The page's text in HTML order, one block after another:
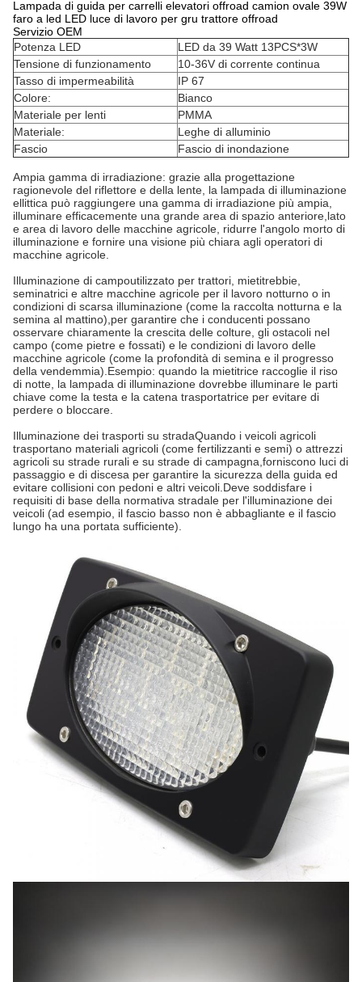
Lampada di guida per carrelli elevatori offroad camion ovale 39W
faro a led LED luce di lavoro per gru trattore offroad
Servizio OEM
Potenza LED
LED da 39 Watt 13PCS*3W
Tensione di funzionamento
10-36V di corrente continua
Tasso di impermeabilità
IP 67
Colore:
Bianco
Materiale per lenti
PMMA
Materiale:
Leghe di alluminio
Fascio
Fascio di inondazione
Ampia gamma di irradiazione: grazie alla progettazione
ragionevole del riflettore e della lente, la lampada di illuminazione
ellittica può raggiungere una gamma di irradiazione più ampia,
illuminare efficacemente una grande area di spazio anteriore,lato
e area di lavoro delle macchine agricole, ridurre l'angolo morto di
illuminazione e fornire una visione più chiara agli operatori di
macchine agricole.
Illuminazione di campoutilizzato per trattori, mietitrebbie,
seminatrici e altre macchine agricole per il lavoro notturno o in
condizioni di scarsa illuminazione (come la raccolta notturna e la
semina al mattino),per garantire che i conducenti possano
osservare chiaramente la crescita delle colture, gli ostacoli nel
campo (come pietre e fossati) e le condizioni di lavoro delle
macchine agricole (come la profondità di semina e il progresso
della vendemmia). Esempio: quando la mietitrice raccoglie il riso
di notte, la lampada di illuminazione dovrebbe illuminare le parti
chiave come la testa e la catena trasportatrice per evitare di
perdere o bloccare.
Illuminazione dei trasporti su stradaQuando i veicoli agricoli
trasportano materiali agricoli (come fertilizzanti e semi) o attrezzi
agricoli su strade rurali e su strade di campagna,forniscono luci di
passaggio e di discesa per garantire la sicurezza della guida ed
evitare collisioni con pedoni e altri veicoli. Deve soddisfare i
requisiti di base della normativa stradale per l'illuminazione dei
veicoli (ad esempio, il fascio basso non è abbagliante e il fascio
lungo ha una portata sufficiente).